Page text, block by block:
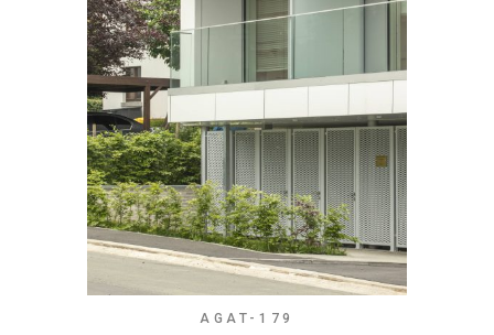
AGAT-179